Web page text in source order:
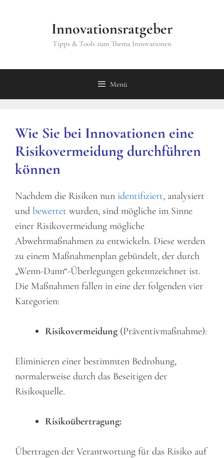
Innovationsratgeber
Tipps & Tools zum Thema Innovationen
Menü
Wie Sie bei Innovationen eine
Risikovermeidung durchführen
können
Nachdem die Risiken nun identifiziert, analysiert
und bewertet wurden, sind mögliche im Sinne
einer Risikovermeidung mögliche
Abwehrmaßnahmen zu entwickeln. Diese werden
zu einem Maßnahmenplan gebündelt, der durch
„Wenn-Dann“-Überlegungen gekennzeichnet ist.
Die Maßnahmen fallen in eine der folgenden vier
Kategorien:
Risikovermeidung (Präventivmaßnahme):
Eliminieren einer bestimmten Bedrohung,
normalerweise durch das Beseitigen der
Risikoquelle.
Risikoübertragung:
Übertragen der Verantwortung für das Risiko auf